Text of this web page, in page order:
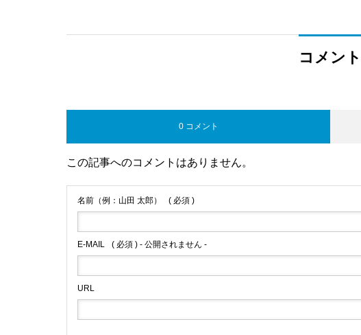
コメント
0 コメント
この記事へのコメントはありません。
名前（例：山田 太郎） ( 必須 )
E-MAIL ( 必須 ) - 公開されません -
URL